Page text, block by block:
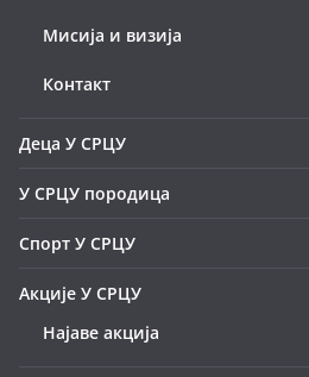
Мисија и визија
Контакт
Деца У СРЦУ
У СРЦУ породица
Спорт У СРЦУ
Акције У СРЦУ
Најаве акција